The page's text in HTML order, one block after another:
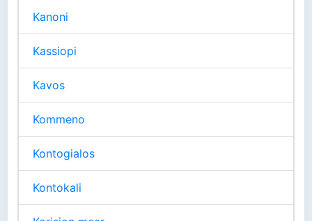
Kanoni
Kassiopi
Kavos
Kommeno
Kontogialos
Kontokali